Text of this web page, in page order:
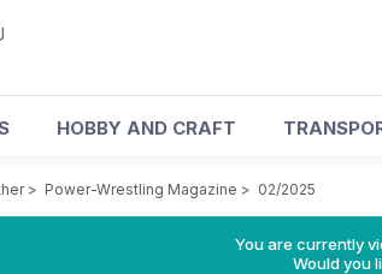
HOBBY AND CRAFT
> Power-Wrestling Magazine > 02/2025
You are currently
Would you